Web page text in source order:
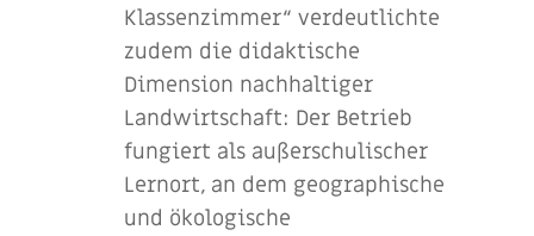
Klassenzimmer“ verdeutlichte
zudem die didaktische
Dimension nachhaltiger
Landwirtschaft: Der Betrieb
fungiert als außerschulischer
Lernort, an dem geographische
und ökologische